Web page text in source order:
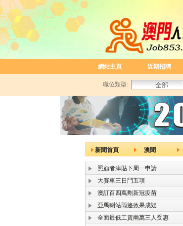
網站主頁 近期招聘
職位類型:
新聞首頁 澳聞
照顧者津貼下周一申請
大賽車三日鬥五項
澳訂百四萬劑新冠疫苗
亞馬喇站雨篷效果成疑
全面最低工資兩萬三人受惠